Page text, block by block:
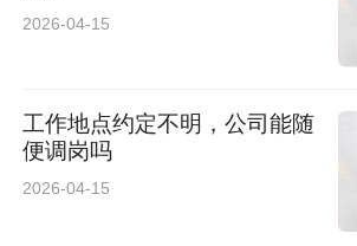
2026-04-15
工作地点约定不明，公司能随
便调岗吗
2026-04-15